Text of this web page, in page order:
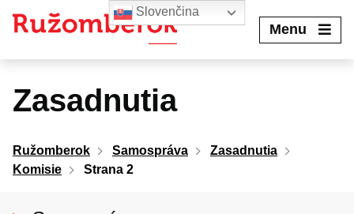
Menu
Zasadnutia
Ružomberok Samospráva
Zasadnutia
Komisie
Strana 2
Slovenčina